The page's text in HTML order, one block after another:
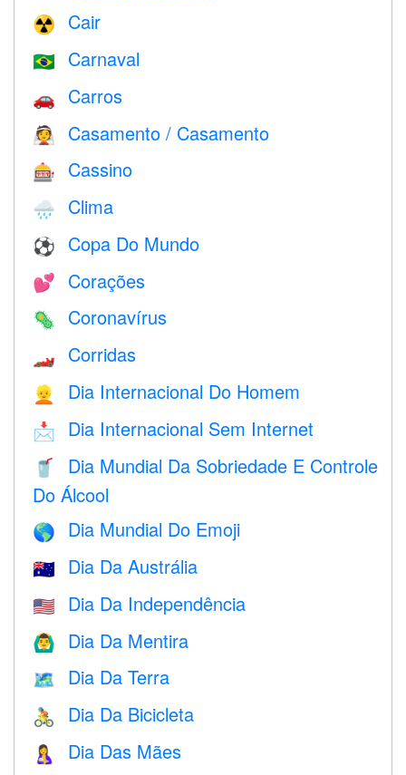
☢️ Cair
🇧🇷 Carnaval
🚗 Carros
👰 Casamento / Casamento
🎰 Cassino
🌧 Clima
⚽ Copa Do Mundo
💕 Corações
🦠 Coronavírus
🏎 Corridas
👱 Dia Internacional Do Homem
📩 Dia Internacional Sem Internet
🥤
Dia Mundial Da Sobriedade E Controle
Do Álcool
🌎 Dia Mundial Do Emoji
🇦🇺 Dia Da Austrália
🇺🇸 Dia Da Independência
🙆‍♂️ Dia Da Mentira
🗺️ Dia Da Terra
🚴 Dia Da Bicicleta
🤱
Dia Das Mães